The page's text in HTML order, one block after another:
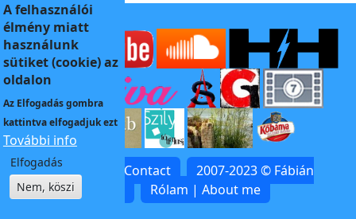
Kapcsolat | Contact
2007-2023 © Fábián
Rólam | About me
A felhasználói
élmény miatt
használunk
sütiket (cookie) az
oldalon
Az Elfogadásgombra
kattintva elfogadjuk ezt
További info
Elfogadás
Nem, köszi